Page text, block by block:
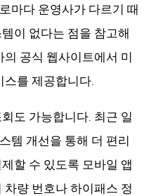
마다 운영사가 다르기 때
이 없다는 점을 참고해
공식 웹사이트에서 미
스를 제공합니다.
도 가능합니다. 최근 일
템 개선을 통해 더 편리
할 수 있도록 모바일 앱
량 번호나 하이패스 정